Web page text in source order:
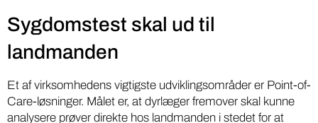
Sygdomstest skal ud til
landmanden
Et af virksomhedens vigtigste udviklingsområder er Point-of-
Care-løsninger. Målet er, at dyrlæger fremover skal kunne
analysere prøver direkte hos landmanden i stedet for at